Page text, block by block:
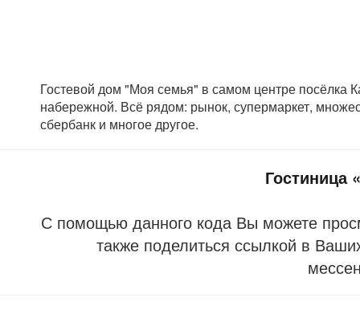
Гостевой дом "Моя семья" в самом центре посёлка
набережной. Всё рядом: рынок, супермаркет,
сбербанк и многое другое.
Гостиница
С помощью данного кода Вы можете
также поделиться ссылкой в